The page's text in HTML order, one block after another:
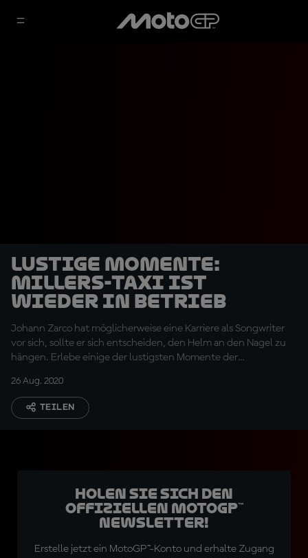
Lustige Momente:
Millers-Taxi ist
wieder in Betrieb
Johann Zarco hat möglicherweise eine Karriere als Songwriter
vor sich, sollte er sich entscheiden, den Helm an den Nagel zu
hängen. Erlebe einige der lustigsten Momente der
26 Aug. 2020
TEILEN
Holen Sie sich den
offiziellen MotoGP™
Newsletter!
Erstelle jetzt ein MotoGP™-Konto und erhalte Zugang